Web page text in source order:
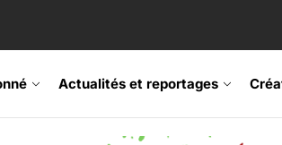
Actualités et reportages